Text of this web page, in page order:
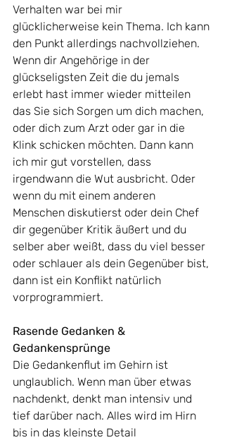
Verhalten war bei mir
glücklicherweise kein Thema. Ich kann
den Punkt allerdings nachvollziehen.
Wenn dir Angehörige in der
glückseligsten Zeit die du jemals
erlebt hast immer wieder mitteilen
das Sie sich Sorgen um dich machen,
oder dich zum Arzt oder gar in die
Klink schicken möchten. Dann kann
ich mir gut vorstellen, dass
irgendwann die Wut ausbricht. Oder
wenn du mit einem anderen
Menschen diskutierst oder dein Chef
dir gegenüber Kritik äußert und du
selber aber weißt, dass du viel besser
oder schlauer als dein Gegenüber bist,
dann ist ein Konflikt natürlich
vorprogrammiert.
Rasende Gedanken &
Gedankensprünge
Die Gedankenflut im Gehirn ist
unglaublich. Wenn man über etwas
nachdenkt, denkt man intensiv und
tief darüber nach. Alles wird im Hirn
bis in das kleinste Detail